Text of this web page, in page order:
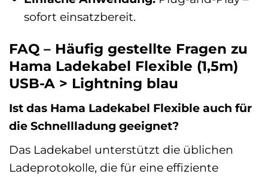
sofort einsatzbereit.
FAQ – Häufig gestellte Fragen zu
Hama Ladekabel Flexible (1,5m)
USB-A > Lightning blau
Ist das Hama Ladekabel Flexible auch für
die Schnellladung geeignet?
Das Ladekabel unterstützt die üblichen
Ladeprotokolle, die für eine effiziente